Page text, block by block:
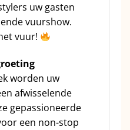
uw gasten
vuurshow.
vuur!
worden uw
afwisselende
gepassioneerde
een non-stop